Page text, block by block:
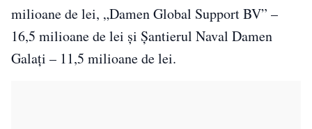
milioane de lei, „Damen Global Support BV” –
16,5 milioane de lei și Șantierul Naval Damen
Galați – 11,5 milioane de lei.